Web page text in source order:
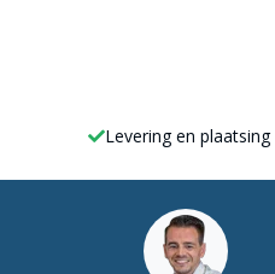
Levering en plaatsing